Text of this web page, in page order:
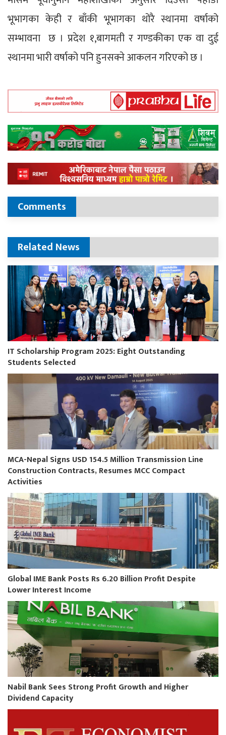
भूभागका केही र बाँकी भूभागका थोरै स्थानमा वर्षाको
सम्भावना छ । प्रदेश १,बागमती र गण्डकीका एक वा दुई
स्थानमा भारी वर्षाको पनि हुनसक्ने आकलन गरिएको छ ।
Comments
Related News
IT Scholarship Program 2025: Eight Outstanding
Students Selected
MCA-Nepal Signs USD 154.5 Million Transmission Line
Construction Contracts, Resumes MCC Compact
Activities
Global IME Bank Posts Rs 6.20 Billion Profit Despite
Lower Interest Income
Nabil Bank Sees Strong Profit Growth and Higher
Dividend Capacity